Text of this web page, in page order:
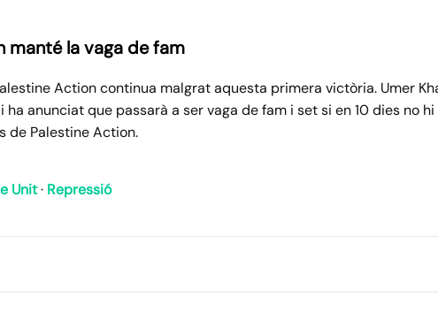
manté la vaga de fam
Action continua malgrat aquesta primera victòria. Umer
anunciat que passarà a ser vaga de fam i set si en 10 dies no
de Palestine Action.
Unit· Repressió